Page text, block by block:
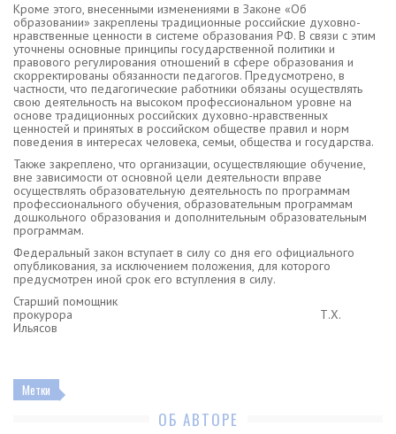
Кроме этого, внесенными изменениями в Законе «Об
образовании» закреплены традиционные российские духовно-
нравственные ценности в системе образования РФ. В связи с этим
уточнены основные принципы государственной политики и
правового регулирования отношений в сфере образования и
скорректированы обязанности педагогов. Предусмотрено, в
частности, что педагогические работники обязаны осуществлять
свою деятельность на высоком профессиональном уровне на
основе традиционных российских духовно-нравственных
ценностей и принятых в российском обществе правил и норм
поведения в интересах человека, семьи, общества и государства.
Также закреплено, что организации, осуществляющие обучение,
вне зависимости от основной цели деятельности вправе
осуществлять образовательную деятельность по программам
профессионального обучения, образовательным программам
дошкольного образования и дополнительным образовательным
программам.
Федеральный закон вступает в силу со дня его официального
опубликования, за исключением положения, для которого
предусмотрен иной срок его вступления в силу.
Старший помощник
прокурора Т.Х.
Ильясов
Метки
ОБ АВТОРЕ